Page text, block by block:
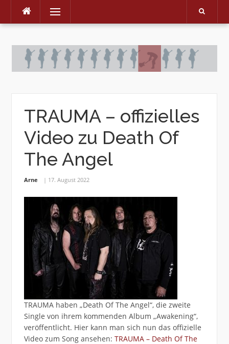
Skip
Menu
TRAUMA – offizielles
Video zu Death Of
The Angel
Arne 17. August 2022
TRAUMA haben „Death Of The Angel“, die zweite
Single von ihrem kommenden Album „Awakening“,
veröffentlicht. Hier kann man sich nun das offizielle
Video zum Song ansehen: TRAUMA – Death Of The